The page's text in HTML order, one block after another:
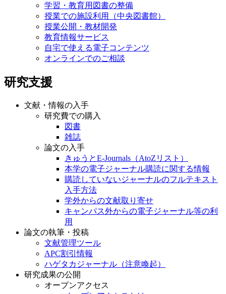
学習・教育用図書の整備
授業での施設利用（中央図書館）
授業公開・教材開発
教育情報サービス
自宅で使える電子コンテンツ
オンラインでのご相談
研究支援
文献・情報の入手
研究費での購入
図書
雑誌
論文の入手
きゅうとE-Journals（AtoZリスト）
本学の電子ジャーナル購読に関する情報
購読していないジャーナルのフルテキスト
入手方法
学外からの文献取り寄せ
キャンパス外からの電子ジャーナル等の利
用
論文の執筆・投稿
文献管理ツール
APC割引情報
ハゲタカジャーナル（注意喚起）
研究成果の公開
オープンアクセス